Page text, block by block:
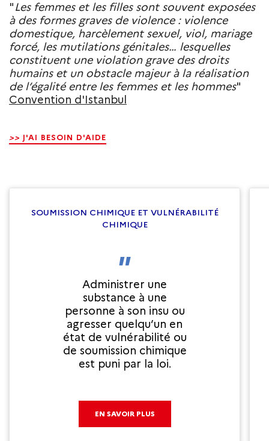
"Les femmes et les filles sont souvent exposées
à des formes graves de violence : violence
domestique, harcèlement sexuel, viol, mariage
forcé, les mutilations génitales… lesquelles
constituent une violation grave des droits
humains et un obstacle majeur à la réalisation
de l’égalité entre les femmes et les hommes"
Convention d'Istanbul
>> J'AI BESOIN D'AIDE
SOUMISSION CHIMIQUE ET VULNÉRABILITÉ
CHIMIQUE
Administrer une
substance à une
personne à son insu ou
agresser quelqu’un en
état de vulnérabilité ou
de soumission chimique
est puni par la loi.
EN SAVOIR PLUS